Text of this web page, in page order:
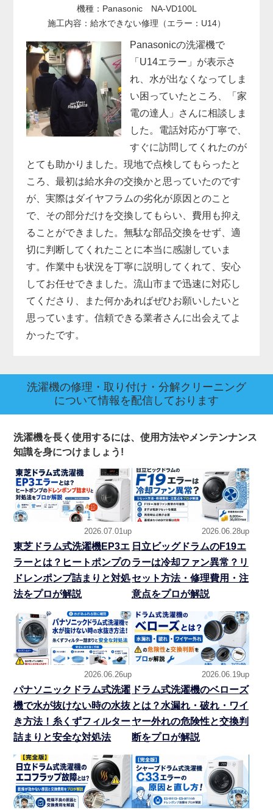
機種：Panasonic NA-VD100L
施工内容：給水できない修理（エラー：U14）
Panasonicの洗濯機で
「U14エラー」が表示さ
れ、水が出なくなってしま
い困っていたところ、「家
電の達人」さんに相談しま
した。電話対応が丁寧で、
すぐに訪問してくれたのが
とても助かりました。現地で点検してもらったと
ころ、最初は給水弁の交換かと思っていたのです
が、実際はダイヤフラムの劣化が原因とのこと
で、その部分だけを交換してもらい、費用も抑え
ることができました。無駄な部品交換をせず、適
切に判断してくれたことに本当に感謝していま
す。作業中も状況を丁寧に説明してくれて、安心
してお任せできました。流山市まで迅速に対応し
てくださり、また何かあればぜひお願いしたいと
思っています。信頼できる業者さんに出会えてよ
かったです。
洗濯機の修理・取り付け・分解クリーニング
について情報を配信しております
洗濯機を長く使用するには、使用方法やメンテンナンス
知識を身につけましょう!
2026.07.01up
東芝ドラム式洗濯機EP3エ
ラーとは？ヒートポンプの
ドレンポンプ詰まりと対処
法をプロが解説
2026.06.28up
日立ビッグドラムのF19エ
ラーは冷却ファン異常？リ
セット方法・修理費用・注
意点をプロが解説
2026.06.26up
パナソニックドラム式洗濯
機で水が抜けない時の水抜
き方法！糸くずフィルター
詰まりと安全な対処法
2026.06.19up
ドラム式洗濯機のベローズ
とは？水漏れ・破れ・ワイ
ヤー外れの危険性と交換判
断をプロが解説